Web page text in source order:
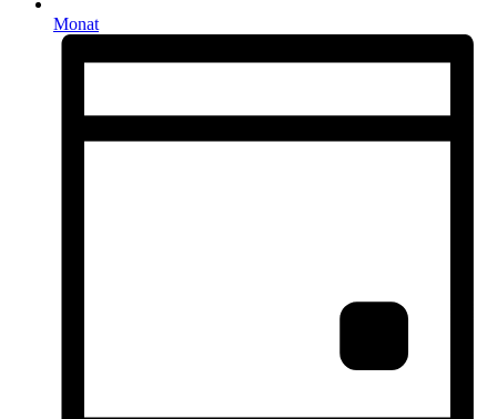
Monat